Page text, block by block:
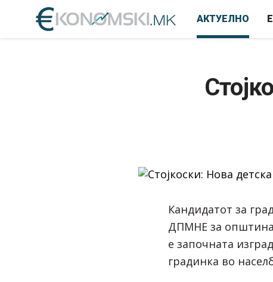
АКТУЕЛНО
Кандидатот за
ДПМНЕ за општина
е започната
градинка во